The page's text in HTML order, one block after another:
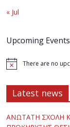
« Jul
Upcoming Events
There are no
Latest news
ΑΝΩΤΑΤΗ ΣΧΟΛΗ